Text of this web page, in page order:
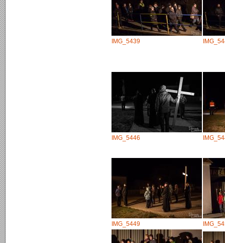
IMG_5439
IMG_5446
IMG_5449